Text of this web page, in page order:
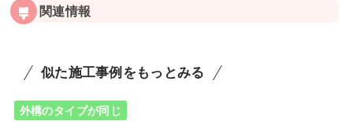
関連情報
似た施工事例をもっとみる
外構のタイプが同じ